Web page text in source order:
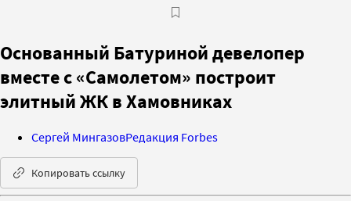
Основанный Батуриной девелопер
вместе с «Самолетом» построит
элитный ЖК в Хамовниках
Сергей МингазовРедакция Forbes
Копировать ссылку